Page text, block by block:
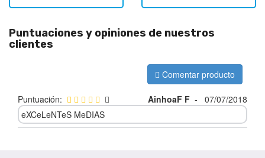
Puntuaciones y opiniones de nuestros
clientes
Comentar producto
Puntuación: AinhoaF F -
07/07/2018
eXCeLeNTeS MeDIAS